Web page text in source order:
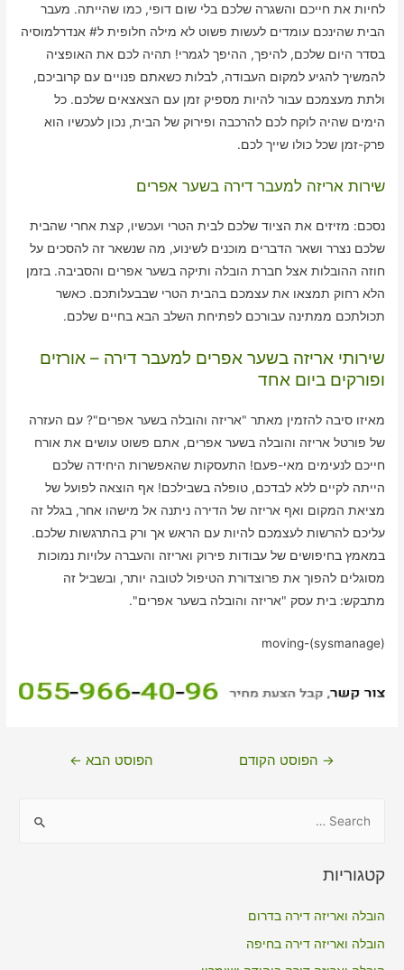
לחיות את חייכם והשגרה שלכם בלי שום דופי, כמו שהייתה. מעבר
הבית שהינכם עומדים לעשות פשוט לא מילה חלופית ל# אנדרלמוסיה
בסדר היום שלכם, להיפך, ההיפך לגמרי! תהיה לכם את האופציה
להמשיך להגיע למקום העבודה, לבלות כשאתם פנויים עם קרוביכם,
ולתת מעצמכם עבור להיות מספיק זמן עם הצאצאים שלכם. כל
הימים שהיה לוקח לכם להרכבה ופירוק של הבית, נכון לעכשיו הוא
פרק-זמן שכל כולו שייך לכם.
שירות אריזה למעבר דירה בשער אפרים
נסכם: מזיזים את הציוד שלכם לבית הטרי ועכשיו, קצת אחרי שהבית
שלכם נצרר ושאר הדברים מוכנים לשינוע, מה שנשאר זה להסכים על
חוזה ההובלות אצל חברת הובלה ותיקה בשער אפרים והסביבה. בזמן
הלא רחוק תמצאו את עצמכם בהבית הטרי שבבעלותכם. כאשר
תכולתכם ממתינה עבורכם לפתיחת השלב הבא בחיים שלכם.
שירותי אריזה בשער אפרים למעבר דירה – אורזים
ופורקים ביום אחד
מאיזו סיבה להזמין מאתר "אריזה והובלה בשער אפרים"? עם העזרה
של פורטל אריזה והובלה בשער אפרים, אתם פשוט עושים את אורח
חייכם לנעימים מאי-פעם! התעסקות שהאפשרות היחידה שלכם
הייתה לקיים ללא לבדכם, טופלה בשבילכם! אף הוצאה לפועל של
מציאת המקום ואף אריזה של הדירה ניתנה אל מישהו אחר, בגלל זה
עליכם להרשות לעצמכם להיות עם הראש אך ורק בהתרגשות שלכם.
במאמץ בחיפושים של עבודות פירוק ואריזה והעברה עלויות נמוכות
מסוגלים להפוך את פרוצדורת הטיפול לטובה יותר, ובשביל זה
מתבקש: בית עסק "אריזה והובלה בשער אפרים".
moving-(sysmanage)
ניווט→ הפוסט הקודם הפוסט הבא ←
r
קטגוריות
הובלה ואריזה דירה בדרום
הובלה ואריזה דירה בחיפה